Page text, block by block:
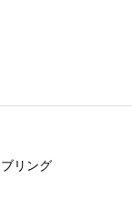
リング